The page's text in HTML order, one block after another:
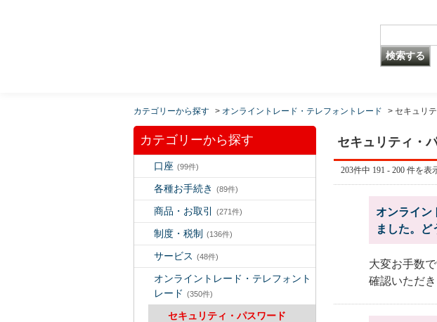
カテゴリーから探す > オンライントレード・テレフォントレード > セキュリ
カテゴリーから探す
口座 (99件)
各種お手続き (89件)
商品・お取引 (271件)
制度・税制 (136件)
サービス (48件)
オンライントレード・テレフォント
レード (350件)
セキュリティ・パスワード
セキュリティ・
203件中 191 - 200 件を表
オンライン
ました。ど
大変お手数
確認いただ